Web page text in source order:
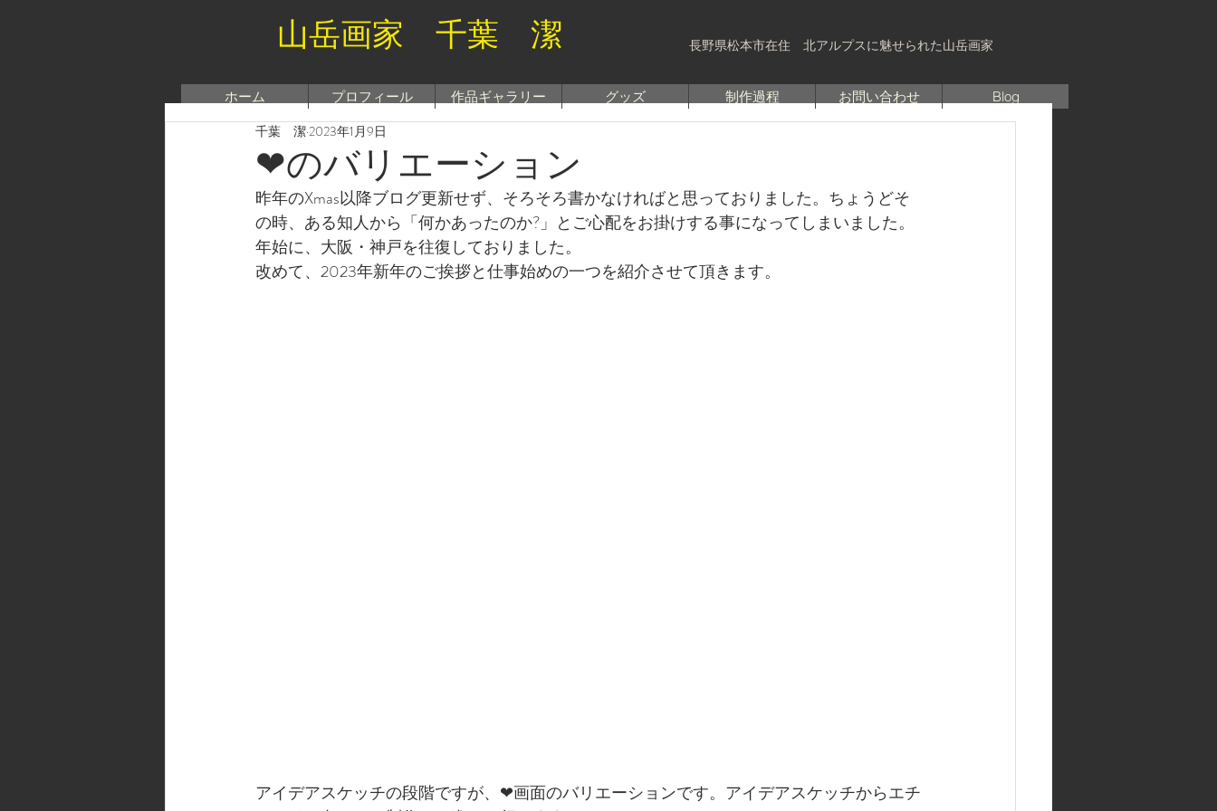
山岳画家 千葉 潔 長野県松本市在住 北アルプスに魅せられた山岳画家
ホーム プロフィール 作品ギャラリー グッズ 制作過程 お問い合わせ Blog
❤のバリエーション
千葉 潔 2023年1月9日
昨年のXmas以降ブログ更新せず、そろそろ書かなければと思っておりました。ちょうどそ
の時、ある知人から「何かあったのか?」とご心配をお掛けする事になってしまいました。
年始に、大阪・神戸を往復しておりました。
改めて、2023年新年のご挨拶と仕事始めの一つを紹介させて頂きます。
アイデアスケッチの段階ですが、❤画面のバリエーションです。アイデアスケッチからエチ